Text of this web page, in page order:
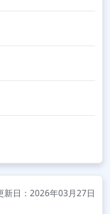
新日：2026年03月27日